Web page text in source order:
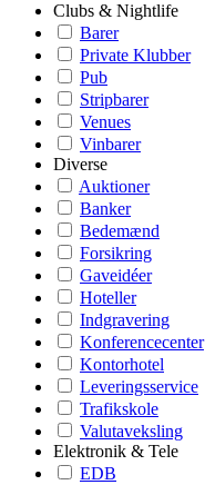
Clubs & Nightlife
Barer
Private Klubber
Pub
Stripbarer
Venues
Vinbarer
Diverse
Auktioner
Banker
Bedemænd
Forsikring
Gaveidéer
Hoteller
Indgravering
Konferencecenter
Kontorhotel
Leveringsservice
Trafikskole
Valutaveksling
Elektronik & Tele
EDB